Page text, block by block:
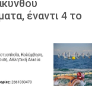
έναντι 4 το